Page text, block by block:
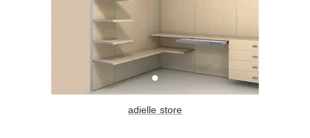
Giardino
Arredo giardino
Tende da sole
Gazebo
Il fai da te in bagno
Casa fai da te
Bricolage
adielle store